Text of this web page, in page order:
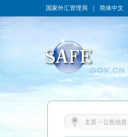
国家外汇管理局 简体中文
主页> 公告信息